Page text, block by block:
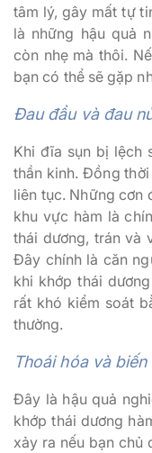
tâm lý, gây mất tự
là những hậu quả
còn nhẹ mà thôi.
bạn có thể sẽ gặp
Đau đầu và đau
Khi đĩa sụn bị lệch
thần kinh. Đồng
liên tục. Những cơn
khu vực hàm là
thái dương, trán và
Đây chính là căn
khi khớp thái
rất khó kiểm soát
thường.
Thoái hóa và
Đây là hậu quả
khớp thái dương
xảy ra nếu bạn chủ